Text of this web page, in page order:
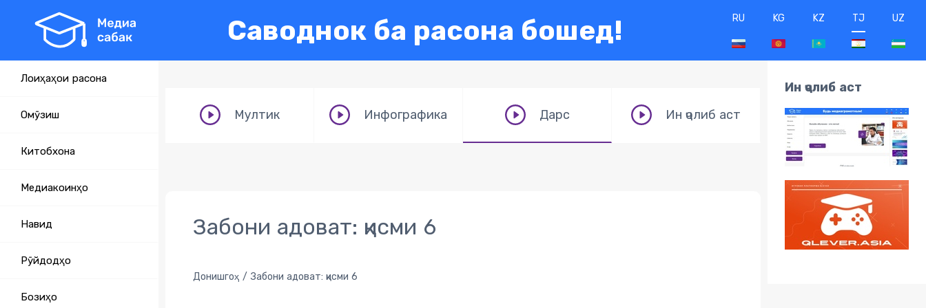
Саводнок ба расона бошед! RU KG KZ TJ UZ
Лоиҳаҳои расонаӣ
Омӯзиш
Китобхона
Медиакоинҳо
Навид
Рӯйдодҳо
Бозиҳо
Мултик Инфографика Дарс Ин ҷолиб аст
Забони адоват: қисми 6
Донишгоҳ Забони адоват: қисми 6
Ин ҷолиб аст